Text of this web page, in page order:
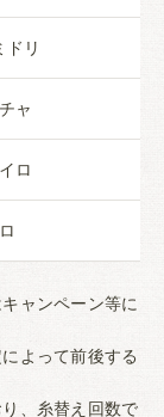
ドリ
ャ
ロ
ャンペーン等に
よって前後する
、糸替え回数で